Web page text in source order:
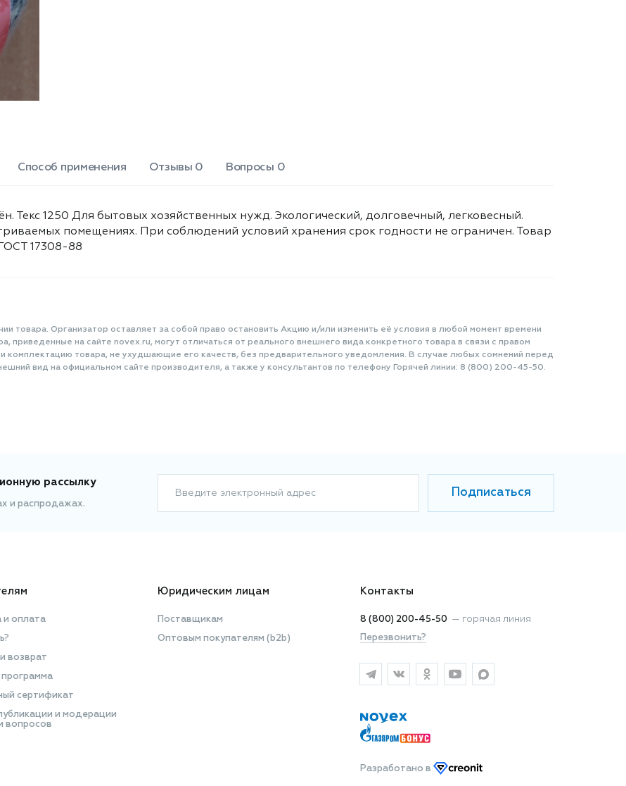
Способ применения Отзывы 0 Вопросы 0
Текс 1250 Для бытовых хозяйственных нужд. Экологический, долговечный, легковесный.
помещениях. При соблюдений условий хранения срок годности не ограничен. Товар
17308-88
товара. Организатор оставляет за собой право остановить Акцию и/или изменить её условия в любой момент времени
приведенные на сайте novex.ru, могут отличаться от реального внешнего вида конкретного товара в связи с правом
комплектацию товара, не ухудшающие его качеств, без предварительного уведомления. В случае любых сомнений перед
вид на официальном сайте производителя, а также у консультантов по телефону Горячей линии: 8 (800) 200-45-50.
рассылку
и распродажах.
Введите электронный адрес Подписаться
и оплата
возврат
программа
сертификат
и модерации
вопросов
Юридическим лицам
Поставщикам
Оптовым покупателям (b2b)
Контакты
8 (800) 200-45-50 — горячая линия
Перезвонить?
Разработано в